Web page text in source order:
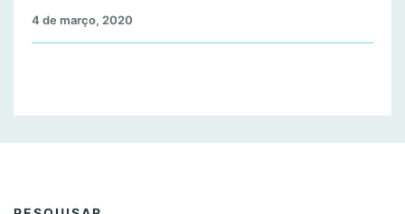
E
E
V
4 de março, 2020